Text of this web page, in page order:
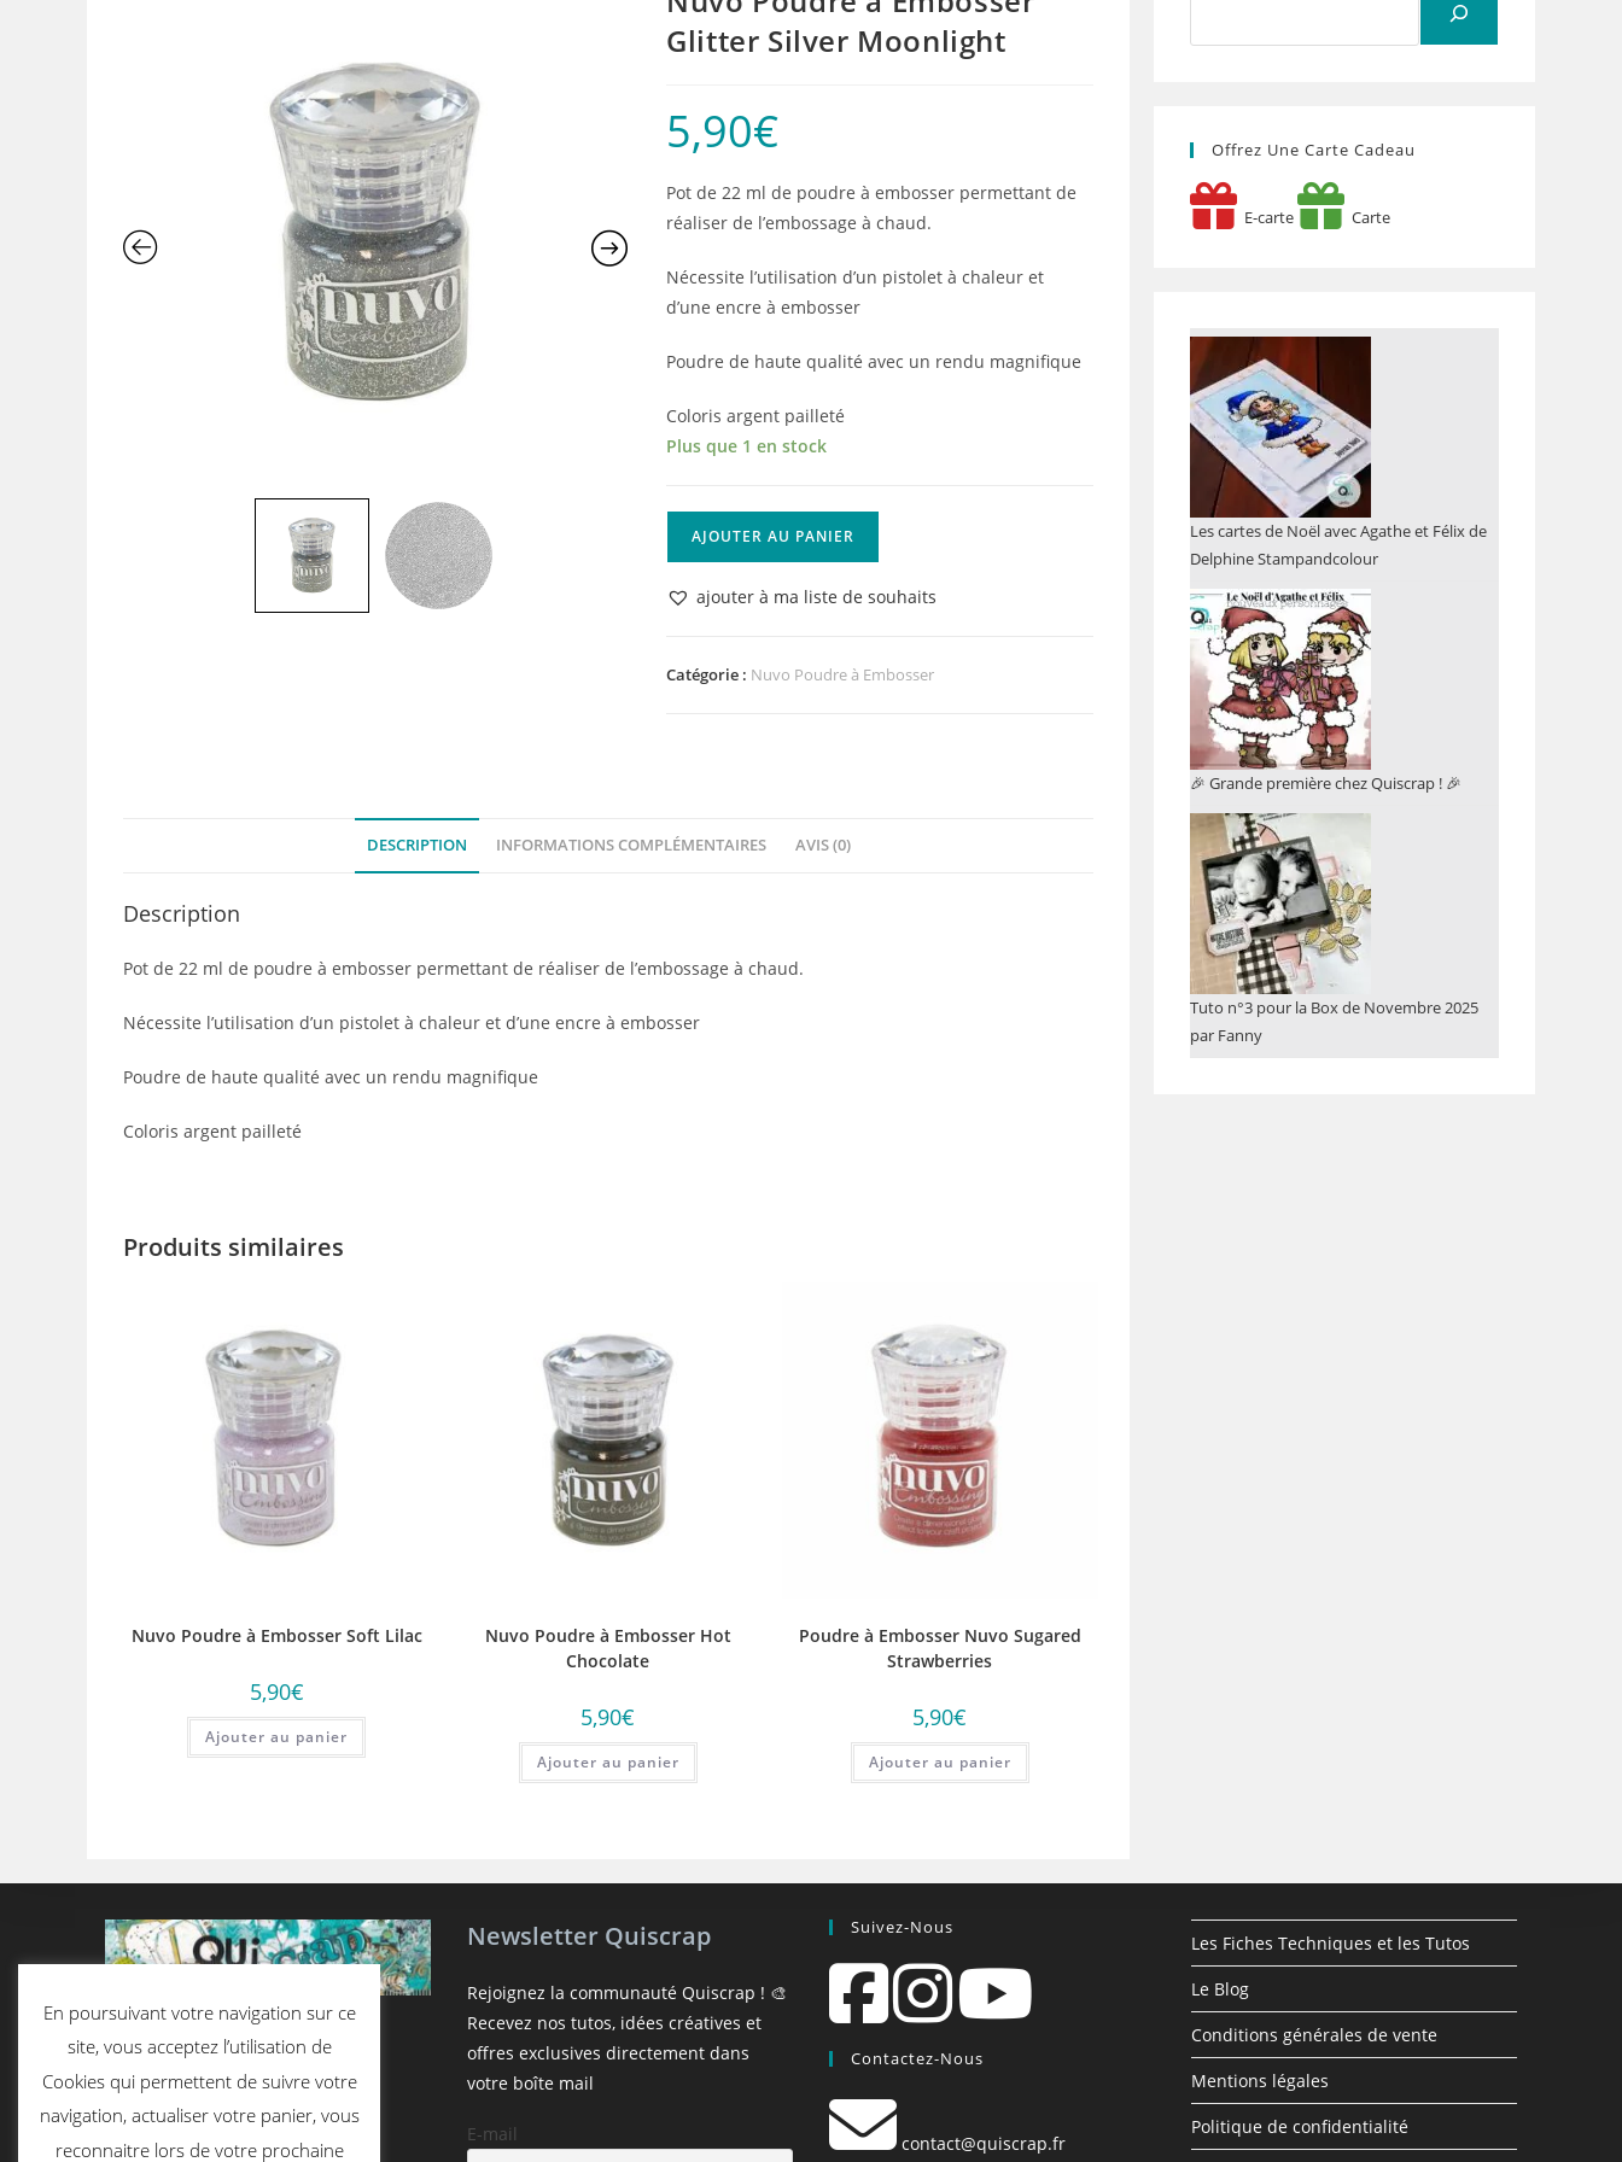
Glitter Silver Moonlight
5,90€
Pot de 22 ml de poudre à embosser permettant de
réaliser de l’embossage à chaud.
Nécessite l’utilisation d’un pistolet à chaleur et
d’une encre à embosser
Poudre de haute qualité avec un rendu magnifique
Coloris argent pailleté
Plus que 1 en stock
Nuvo
Poudre
Embosser
AJOUTER AU PANIER
ajouter à ma liste de souhaits
Catégorie : Nuvo Poudre à Embosser
DESCRIPTION INFORMATIONS COMPLÉMENTAIRES AVIS (0)
Description
Pot de 22 ml de poudre à embosser permettant de réaliser de l’embossage à chaud.
Nécessite l’utilisation d’un pistolet à chaleur et d’une encre à embosser
Poudre de haute qualité avec un rendu magnifique
Coloris argent pailleté
Produits similaires
Nuvo Poudre à Embosser Soft Lilac
5,90€
Ajouter au panier
Nuvo Poudre à Embosser Hot
Chocolate
5,90€
Ajouter au panier
Poudre à Embosser Nuvo Sugared
Strawberries
5,90€
Ajouter au panier
Offrez Une Carte Cadeau
E-carte Carte
Les cartes de Noël avec Agathe et Félix de
Delphine Stampandcolour
🎉 Grande première chez Quiscrap ! 🎉
Tuto n°3 pour la Box de Novembre 2025
par Fanny
Newsletter Quiscrap
Rejoignez la communauté Quiscrap ! 🎨
Recevez nos tutos, idées créatives et
offres exclusives directement dans
votre boîte mail
E-mail
Suivez-Nous
Contactez-Nous
contact@quiscrap.fr
Les Fiches Techniques et les Tutos
Le Blog
Conditions générales de vente
Mentions légales
Politique de confidentialité
En poursuivant votre navigation sur ce
site, vous acceptez l’utilisation de
Cookies qui permettent de suivre votre
navigation, actualiser votre panier, vous
reconnaitre lors de votre prochaine